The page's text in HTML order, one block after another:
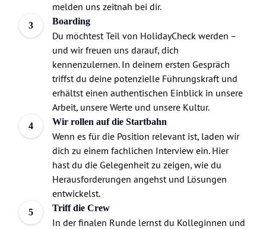
melden uns zeitnah bei dir.
3 Boarding
Du möchtest Teil von HolidayCheck werden –
und wir freuen uns darauf, dich
kennenzulernen. In deinem ersten Gespräch
triffst du deine potenzielle Führungskraft und
erhältst einen authentischen Einblick in unsere
Arbeit, unsere Werte und unsere Kultur.
4 Wir rollen auf die Startbahn
Wenn es für die Position relevant ist, laden wir
dich zu einem fachlichen Interview ein. Hier
hast du die Gelegenheit zu zeigen, wie du
Herausforderungen angehst und Lösungen
entwickelst.
5 Triff die Crew
In der finalen Runde lernst du Kolleginnen und